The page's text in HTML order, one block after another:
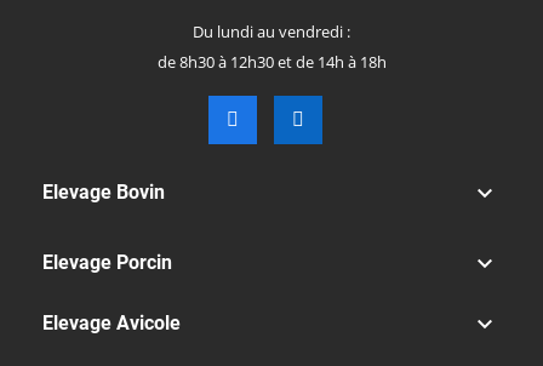
Du lundi au vendredi :
de 8h30 à 12h30 et de 14h à 18h
Elevage Bovin 
Elevage Porcin 
Elevage Avicole 